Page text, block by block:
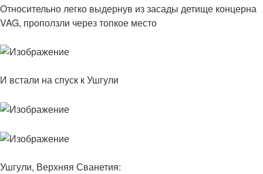
Относительно легко выдернув из засады детище концерна
VAG, проползли через топкое место
И встали на спуск к Ушгули
Ушгули, Верхняя Сванетия: